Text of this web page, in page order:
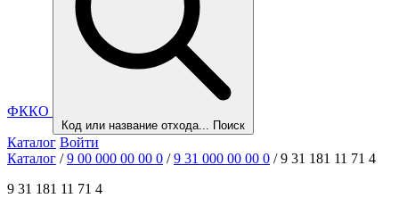
ФККО
Код или название отхода... Поиск
Каталог Войти
Каталог / 9 00 000 00 00 0 / 9 31 000 00 00 0 / 9 31 181 11 71 4
9 31 181 11 71 4